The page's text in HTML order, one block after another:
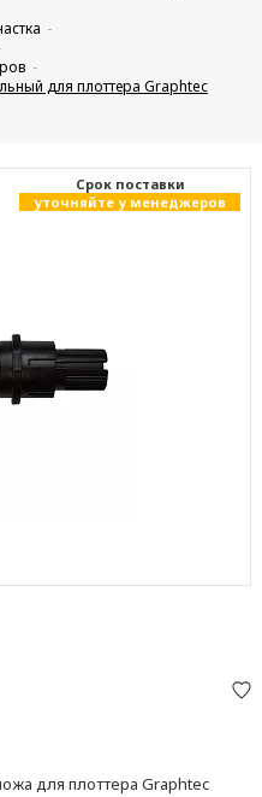
для плоттера Graphtec
Cрок поставки
уточняйте у менеджеров
для плоттера Graphtec